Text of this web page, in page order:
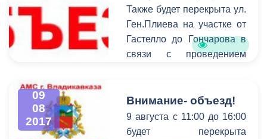
прошлом году по
инициативе главы АМС
г.Владикавказ Бориса
Албегова, выявлена
муниципальных
предприятий, что
является одним из
Также будет перекрыта ул.
Ген.Плиева на участке от
Гастелло до Гончарова в
связи с проведением
пониманием отнестись к
ситуации и заранее искать
пути объезда.
09
08
2017
Внимание- объезд!
9 августа с 11:00 до 16:00
будет перекрыта